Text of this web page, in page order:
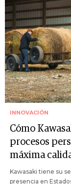
INNOVACIÓN
Cómo
procesos
máxima
Kawasaki tiene su
presencia en